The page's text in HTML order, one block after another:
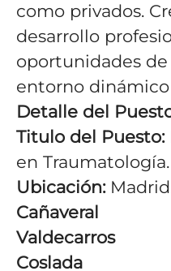
como privados.
desarrollo
oportunidades
entorno
Detalle del
Titulo del Puesto:
en Traumatología.
Ubicación:
Cañaveral
Valdecarros
Coslada